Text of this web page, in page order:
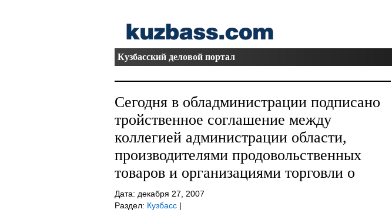
Кузбасский деловой портал
Сегодня в обладминистрации подписано
тройственное соглашение между
коллегией администрации области,
производителями продовольственных
товаров и организациями торговли о
Дата: декабря 27, 2007
Раздел: Кузбасс|